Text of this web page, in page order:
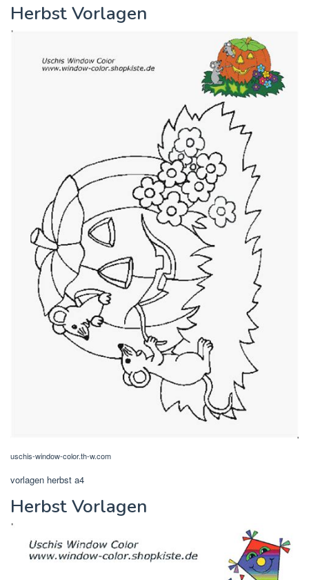
Herbst Vorlagen
uschis-window-color.th-w.com
vorlagen herbst a4
Herbst Vorlagen